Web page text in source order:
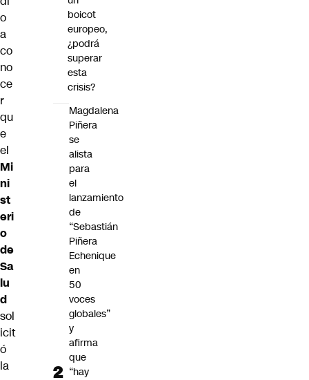
o
a
co
no
ce
r
qu
e
el
Mi
ni
st
eri
o
de
Sa
lu
d
sol
icit
ó
la
boicot
europeo,
¿podrá
superar
esta
crisis?
Magdalena
Piñera
se
alista
para
el
lanzamiento
de
“Sebastián
Piñera
Echenique
en
50
voces
globales”
y
afirma
que
“hay